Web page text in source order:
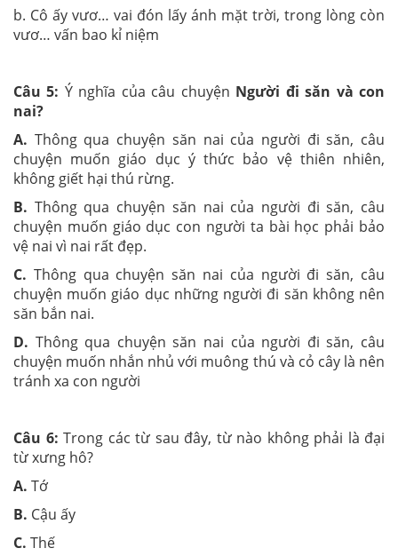
b. Cô ấy vươ… vai đón lấy ánh mặt trời, trong lòng còn
vươ… vấn bao kỉ niệm
Câu 5: Ý nghĩa của câu chuyện Người đi săn và con
nai?
A. Thông qua chuyện săn nai của người đi săn, câu
chuyện muốn giáo dục ý thức bảo vệ thiên nhiên,
không giết hại thú rừng.
B. Thông qua chuyện săn nai của người đi săn, câu
chuyện muốn giáo dục con người ta bài học phải bảo
vệ nai vì nai rất đẹp.
C. Thông qua chuyện săn nai của người đi săn, câu
chuyện muốn giáo dục những người đi săn không nên
săn bắn nai.
D. Thông qua chuyện săn nai của người đi săn, câu
chuyện muốn nhắn nhủ với muông thú và cỏ cây là nên
tránh xa con người
Câu 6: Trong các từ sau đây, từ nào không phải là đại
từ xưng hô?
A. Tớ
B. Cậu ấy
C. Thế